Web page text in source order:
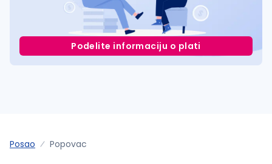
Podelite informaciju o plati
Posao Popovac